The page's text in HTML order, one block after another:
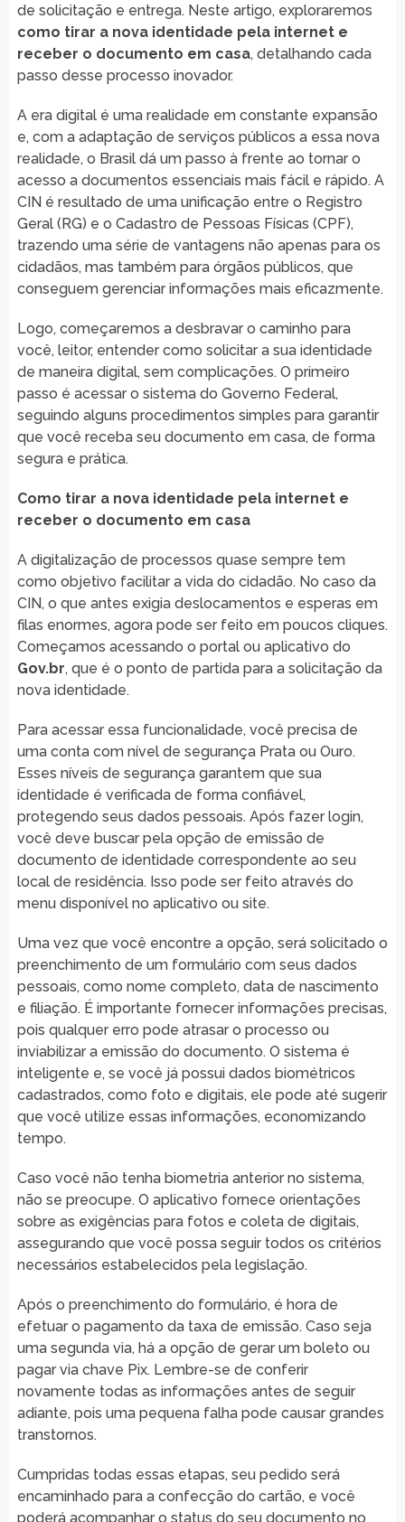
de solicitação e entrega. Neste artigo, exploraremos
como tirar a nova identidade pela internet e
receber o documento em casa, detalhando cada
passo desse processo inovador.
A era digital é uma realidade em constante expansão
e, com a adaptação de serviços públicos a essa nova
realidade, o Brasil dá um passo à frente ao tornar o
acesso a documentos essenciais mais fácil e rápido. A
CIN é resultado de uma unificação entre o Registro
Geral (RG) e o Cadastro de Pessoas Físicas (CPF),
trazendo uma série de vantagens não apenas para os
cidadãos, mas também para órgãos públicos, que
conseguem gerenciar informações mais eficazmente.
Logo, começaremos a desbravar o caminho para
você, leitor, entender como solicitar a sua identidade
de maneira digital, sem complicações. O primeiro
passo é acessar o sistema do Governo Federal,
seguindo alguns procedimentos simples para garantir
que você receba seu documento em casa, de forma
segura e prática.
Como tirar a nova identidade pela internet e
receber o documento em casa
A digitalização de processos quase sempre tem
como objetivo facilitar a vida do cidadão. No caso da
CIN, o que antes exigia deslocamentos e esperas em
filas enormes, agora pode ser feito em poucos cliques.
Começamos acessando o portal ou aplicativo do
Gov.br, que é o ponto de partida para a solicitação da
nova identidade.
Para acessar essa funcionalidade, você precisa de
uma conta com nível de segurança Prata ou Ouro.
Esses níveis de segurança garantem que sua
identidade é verificada de forma confiável,
protegendo seus dados pessoais. Após fazer login,
você deve buscar pela opção de emissão de
documento de identidade correspondente ao seu
local de residência. Isso pode ser feito através do
menu disponível no aplicativo ou site.
Uma vez que você encontre a opção, será solicitado o
preenchimento de um formulário com seus dados
pessoais, como nome completo, data de nascimento
e filiação. É importante fornecer informações precisas,
pois qualquer erro pode atrasar o processo ou
inviabilizar a emissão do documento. O sistema é
inteligente e, se você já possui dados biométricos
cadastrados, como foto e digitais, ele pode até sugerir
que você utilize essas informações, economizando
tempo.
Caso você não tenha biometria anterior no sistema,
não se preocupe. O aplicativo fornece orientações
sobre as exigências para fotos e coleta de digitais,
assegurando que você possa seguir todos os critérios
necessários estabelecidos pela legislação.
Após o preenchimento do formulário, é hora de
efetuar o pagamento da taxa de emissão. Caso seja
uma segunda via, há a opção de gerar um boleto ou
pagar via chave Pix. Lembre-se de conferir
novamente todas as informações antes de seguir
adiante, pois uma pequena falha pode causar grandes
transtornos.
Cumpridas todas essas etapas, seu pedido será
encaminhado para a confecção do cartão, e você
poderá acompanhar o status do seu documento no